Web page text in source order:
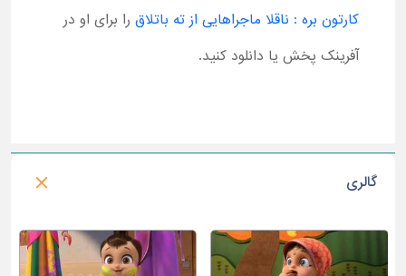
کارتون بره : ناقلا ماجراهایی از ته باتلاق را برای او در
آفرینک پخش یا دانلود کنید.
گالری